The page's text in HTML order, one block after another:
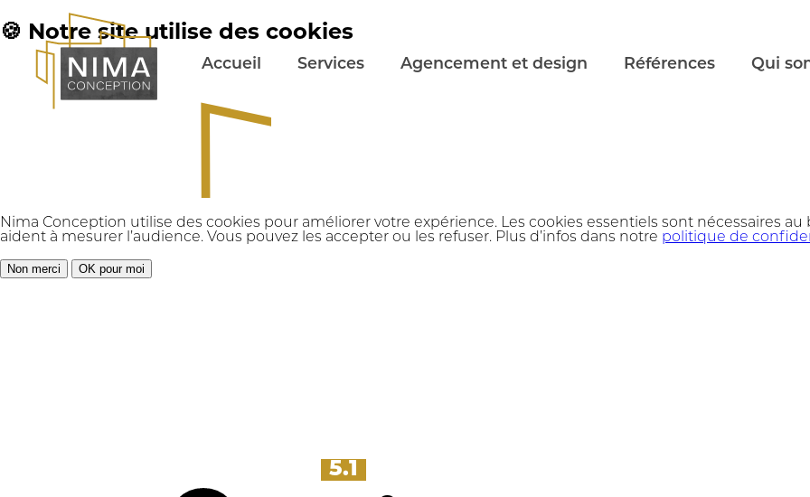
🍪 Notre site utilise des cookies
Nima Conception utilise des cookies pour améliorer votre expérience. Les cookies essentiels sont nécessaires
aident à mesurer l’audience. Vous pouvez les accepter ou les refuser. Plus d’infos dans notre politique de
Non merci OK pour moi
Accueil Services Agencement et design Références Qui
5.1